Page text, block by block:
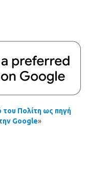
Πολίτη ως πηγή
Google»